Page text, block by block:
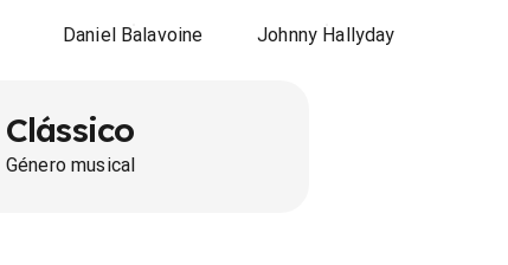
Daniel Balavoine Johnny Hallyday
Clássico
Género musical